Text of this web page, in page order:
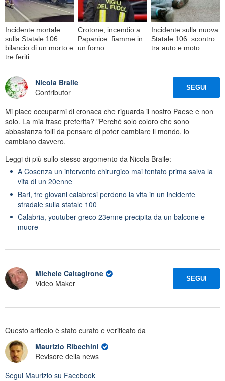
Incidente mortale
sulla Statale 106:
bilancio di un morto e
tre feriti
Crotone, incendio a
Papanice: fiamme in
un forno
Incidente sulla nuova
Statale 106: scontro
tra auto e moto
Nicola Braile
Contributor
SEGUI
Mi piace occuparmi di cronaca che riguarda il nostro Paese e non
solo. La mia frase preferita? "Perché solo coloro che sono
abbastanza folli da pensare di poter cambiare il mondo, lo
cambiano davvero.
Leggi di più sullo stesso argomento da Nicola Braile:
A Cosenza un intervento chirurgico mai tentato prima salva la
vita di un 20enne
Bari, tre giovani calabresi perdono la vita in un incidente
stradale sulla statale 100
Calabria, youtuber greco 23enne precipita da un balcone e
muore
Michele Caltagirone
Video Maker
SEGUI
Questo articolo è stato curato e verificato da
Maurizio Ribechini
Revisore della news
Segui Maurizio su Facebook